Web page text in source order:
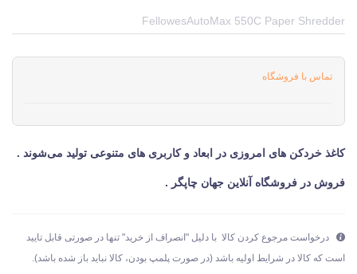
FellowesAutoMax 550C Paper Shredder
تماس با فروشگاه
کاغذ خردکن های امروزی در ابعاد و کاربری های متنوعی تولید می‌شوند .
فروش در فروشگاه آنلاین جهان چاپگر .
درخواست مرجوع کردن کالا با دلیل "انصراف از خرید" تنها در صورتی قابل تایید
است که کالا در شرایط اولیه باشد (در صورت پلمپ بودن، کالا نباید باز شده باشد).